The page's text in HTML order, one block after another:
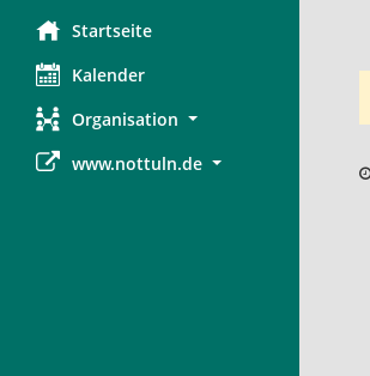
Startseite
Kalender
Organisation
www.nottuln.de